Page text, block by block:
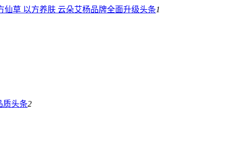
仙草 以方养肤 云朵艾杨品牌全面升级头条1
质头条2